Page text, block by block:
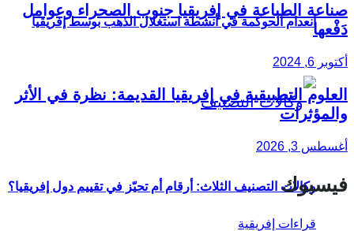
انعدام الحوكمة في أنشطة استغلال الذهب بوسط إفريقيا
وكالات التصنيف الثلاث: أرقام أم تحيّز في تقييم دول إفريقيا؟
صناعة الطباعة في إفريقيا جنوب الصحراء وعوامل
دَفْعها
أكتوبر 6, 2024
العلوم التطبيقية في إفريقيا القديمة: نظرة في الأثر
والمؤثرات
أغسطس 3, 2026
فيسبوك